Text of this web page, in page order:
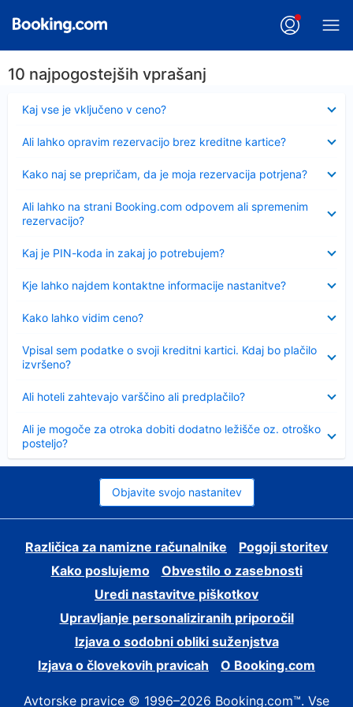
10 najpogostejših vprašanj
Kaj vse je vključeno v ceno?
Ali lahko opravim rezervacijo brez kreditne kartice?
Kako naj se prepričam, da je moja rezervacija potrjena?
Ali lahko na strani Booking.com odpovem ali spremenim
rezervacijo?
Kaj je PIN-koda in zakaj jo potrebujem?
Kje lahko najdem kontaktne informacije nastanitve?
Kako lahko vidim ceno?
Vpisal sem podatke o svoji kreditni kartici. Kdaj bo plačilo
izvršeno?
Ali hoteli zahtevajo varščino ali predplačilo?
Ali je mogoče za otroka dobiti dodatno ležišče oz. otroško
posteljo?
Objavite svojo nastanitev
Različica za namizne računalnike
Pogoji storitev
Kako poslujemo
Obvestilo o zasebnosti
Uredi nastavitve piškotkov
Upravljanje personaliziranih priporočil
Izjava o sodobni obliki suženjstva
Izjava o človekovih pravicah
O Booking.com
Avtorske pravice © 1996–2026 Booking.com™. Vse